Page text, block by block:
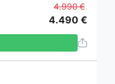
4.990 €
4.490 €